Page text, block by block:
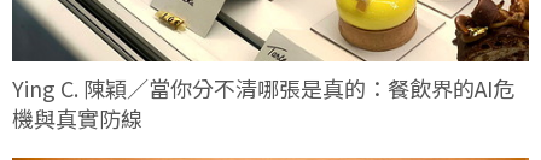
Ying C. 陳穎／當你分不清哪張是真的：餐飲界的AI危
機與真實防線